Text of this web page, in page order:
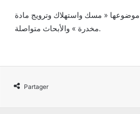
موضوعها « مسك واستهلاك وترويج مادة
مخدرة » والأبحاث متواصلة.
Partager